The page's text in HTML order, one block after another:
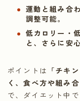
運動と組み合
調整可能。
低カロリー・
と、さらに安心
ポイントは 「チキ
く、食べ方や組み
で、ダイエット中